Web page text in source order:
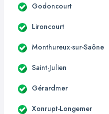
Godoncourt
Lironcourt
Monthureux-sur-Saône
Saint-Julien
Gérardmer
Xonrupt-Longemer